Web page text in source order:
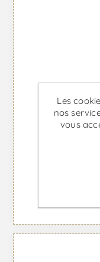
Arinto
À
Les
nos
vous